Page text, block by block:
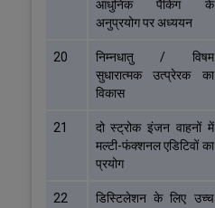
आधुनिक पैकिंग के
अनुप्रयोग पर अध्ययन
20
निम्नधातु / विषम
सुधारात्मक उत्प्रेरक का
विकास
21
दो स्ट्रोक इंजन वाहनों में
मल्टी-फंक्शनल एडिटिवों का
प्रयोग
22
डिस्टिलेशन के लिए उच्च